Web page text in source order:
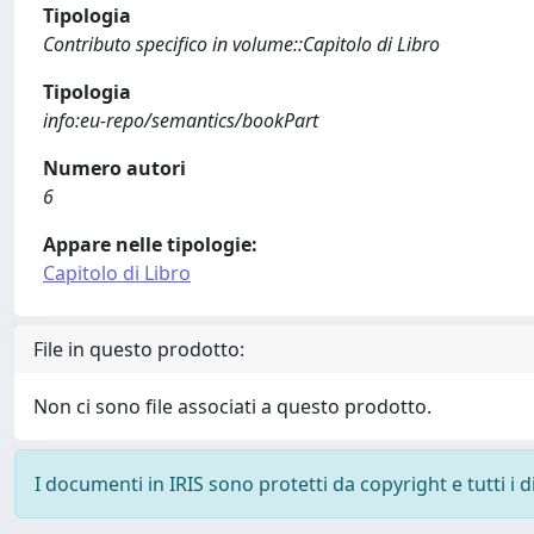
Tipologia
Contributo specifico in volume::Capitolo di Libro
Tipologia
info:eu-repo/semantics/bookPart
Numero autori
6
Appare nelle tipologie:
Capitolo di Libro
File in questo prodotto:
Non ci sono file associati a questo prodotto.
I documenti in IRIS sono protetti da copyright e tutti i